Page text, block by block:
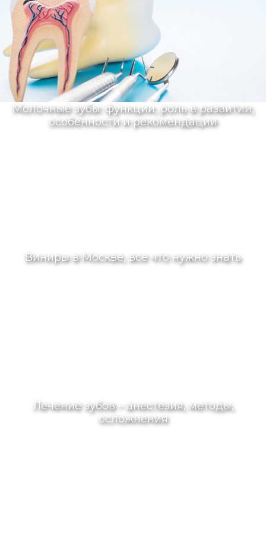
Молочные зубы: функции, роль в развитии,
особенности и рекомендации
Виниры в Москве, все что нужно знать
Лечение зубов – анестезия, методы,
осложнения